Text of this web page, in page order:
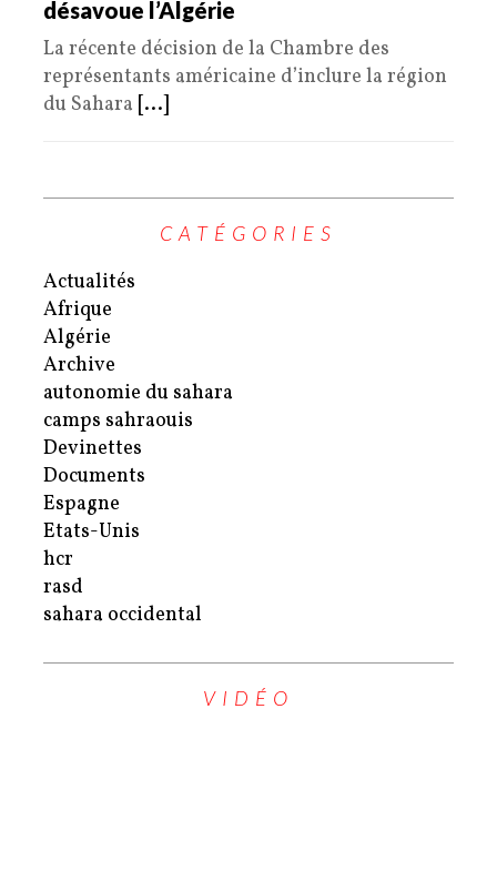
désavoue l’Algérie
La récente décision de la Chambre des
représentants américaine d’inclure la région
du Sahara [...]
CATÉGORIES
Actualités
Afrique
Algérie
Archive
autonomie du sahara
camps sahraouis
Devinettes
Documents
Espagne
Etats-Unis
hcr
rasd
sahara occidental
VIDÉO